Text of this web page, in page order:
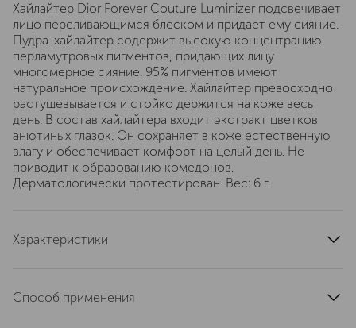
Хайлайтер Dior Forever Couture Luminizer подсвечивает
лицо переливающимся блеском и придает ему сияние.
Пудра-хайлайтер содержит высокую концентрацию
перламутровых пигментов, придающих лицу
многомерное сияние. 95% пигментов имеют
натуральное происхождение. Хайлайтер превосходно
растушевывается и стойко держится на коже весь
день. В состав хайлайтера входит экстракт цветков
анютиных глазок. Он сохраняет в коже естественную
влагу и обеспечивает комфорт на целый день. Не
приводит к образованию комедонов.
Дерматологически протестирован. Вес: 6 г.
Характеристики
тип кожи
Способ применения